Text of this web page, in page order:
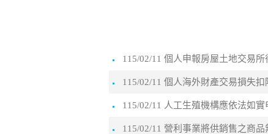
115/02/11 個人申報房屋土地交易
115/02/11 個人海外財產交易損失
115/02/11 人工生殖機構應依法如
115/02/11 營利事業將供銷售之商